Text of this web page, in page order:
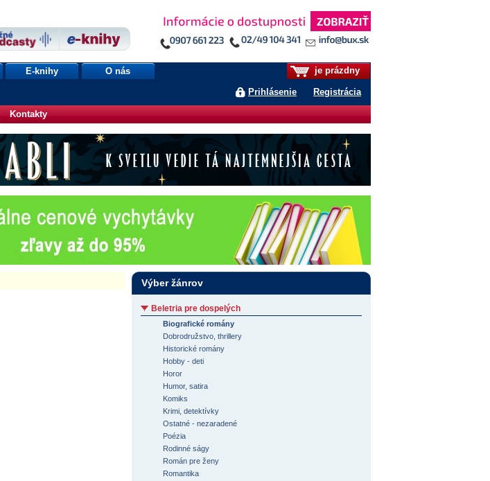
je prázdny
Prihlásenie Registrácia
E-knihy O nás
Kontakty
Výber žánrov
Beletria pre dospelých
Biografické romány
Dobrodružstvo, thrillery
Historické romány
Hobby - deti
Horor
Humor, satira
Komiks
Krimi, detektívky
Ostatné - nezaradené
Poézia
Rodinné ságy
Román pre ženy
Romantika